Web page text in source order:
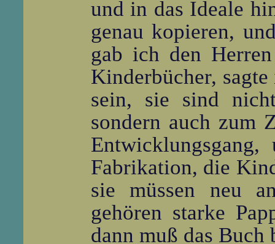
und in das Ideale
genau kopieren,
gab ich den
Kinderbücher,
sein, sie sind
sondern auch zum
Fabrikation, die
sie müssen neu
gehören starke
dann muß das